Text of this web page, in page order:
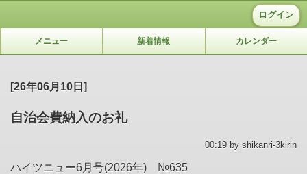
ログイン
メニュー 新着情報 カレンダー
[26年06月10日]
自治会費納入のお礼
00:19 by shikanri-3kirin
ハイツニュー6月号(2026年) №635